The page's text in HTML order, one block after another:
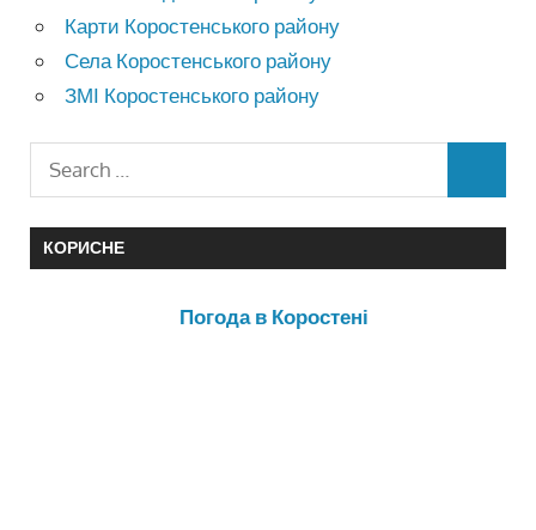
Карти Коростенського району
Села Коростенського району
ЗМІ Коростенського району
КОРИСНЕ
Погода в Коростені